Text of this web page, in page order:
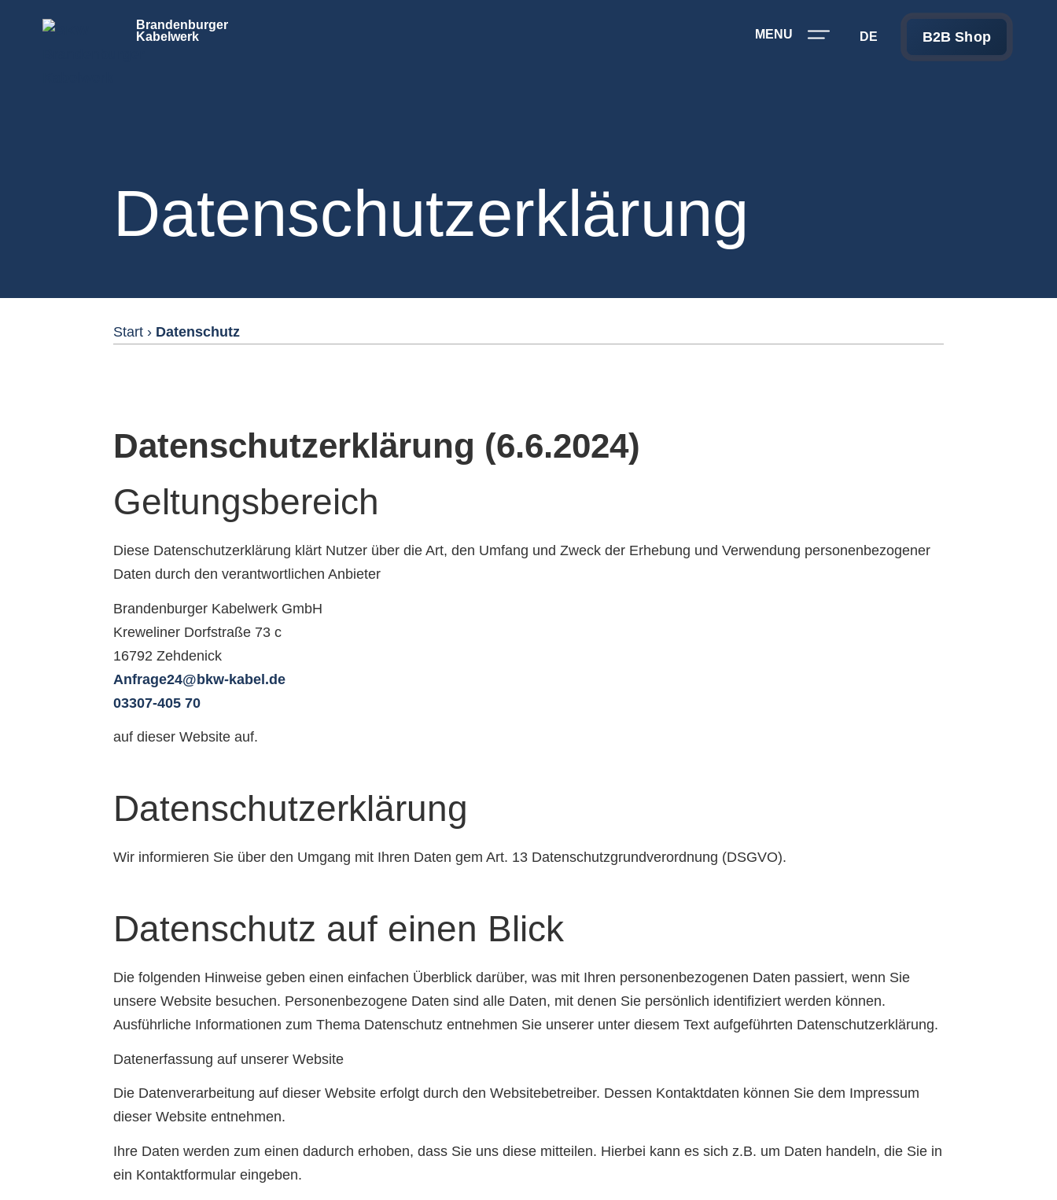
Brandenburger
Kabelwerk
MENU DE B2B Shop
Datenschutz­erklärung
Start › Datenschutz
Datenschutzerklärung (6.6.2024)
Geltungsbereich
Diese Datenschutzerklärung klärt Nutzer über die Art, den Umfang und Zweck der Erhebung und Verwendung personenbezogener
Daten durch den verantwortlichen Anbieter
Brandenburger Kabelwerk GmbH
Kreweliner Dorfstraße 73 c
16792 Zehdenick
Anfrage24@bkw-kabel.de
03307-405 70
auf dieser Website auf.
Datenschutzerklärung
Wir informieren Sie über den Umgang mit Ihren Daten gem Art. 13 Datenschutzgrundverordnung (DSGVO).
Datenschutz auf einen Blick
Die folgenden Hinweise geben einen einfachen Überblick darüber, was mit Ihren personenbezogenen Daten passiert, wenn Sie
unsere Website besuchen. Personenbezogene Daten sind alle Daten, mit denen Sie persönlich identifiziert werden können.
Ausführliche Informationen zum Thema Datenschutz entnehmen Sie unserer unter diesem Text aufgeführten Datenschutzerklärung.
Datenerfassung auf unserer Website
Die Datenverarbeitung auf dieser Website erfolgt durch den Websitebetreiber. Dessen Kontaktdaten können Sie dem Impressum
dieser Website entnehmen.
Ihre Daten werden zum einen dadurch erhoben, dass Sie uns diese mitteilen. Hierbei kann es sich z.B. um Daten handeln, die Sie in
ein Kontaktformular eingeben.